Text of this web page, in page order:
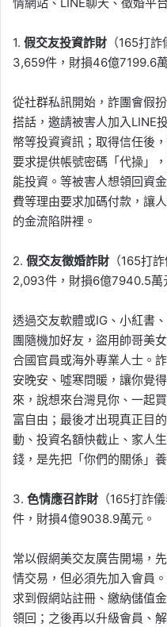
情網站、LINE聊天、徵婚平
1. 假交友投資詐財 （165打
3,659件，財損46億7199.6
從社群私訊開始，詐團會假
搭話，邀請被害人加入LINE
幣等投資資訊；取得信任後
要求提供帳號密碼「代操」
能投資。等被害人想領回資
費等理由要求加碼付款，讓
的金流陷阱裡。
2. 假交友徵婚詐財 （165打
2,093件，財損6億7940.5萬
透過交友軟體或IG、小紅書
團隨機加好友，盜用帥哥美
合國官員或海外專業人士。
安晚安、噓寒問暖，讓你覺
來，說想來台灣見你、一起
富自由；最後才出現真正目
動、投資名額快截止、家人
錢，是先把「你們的關係」
3. 色情應召詐財 （165打詐
件，財損4億9038.9萬元。
常以假網美交友廣告開場，
情交易，但必須先加入會員
求到假網站註冊、繳納儲值
領回；之後再以升級會員、